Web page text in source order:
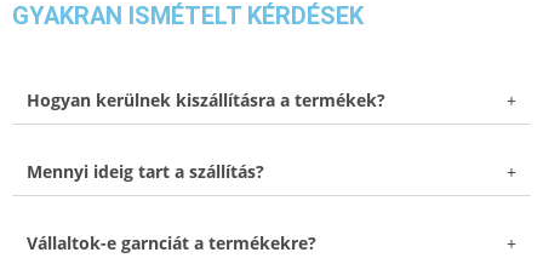
GYAKRAN ISMÉTELT KÉRDÉSEK
Hogyan kerülnek kiszállításra a termékek?
Mennyi ideig tart a szállítás?
Vállaltok-e garnciát a termékekre?